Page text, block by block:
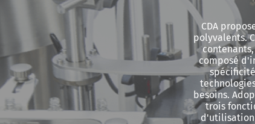
CDA
polyvalents.
composé
besoins.
trois
d'utilisation